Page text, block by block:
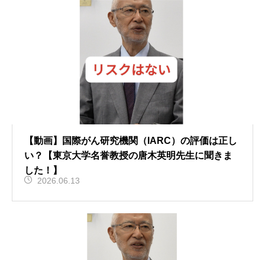
【動画】国際がん研究機関（IARC）の評価は正し
い？【東京大学名誉教授の唐木英明先生に聞きま
した！】
2026.06.13